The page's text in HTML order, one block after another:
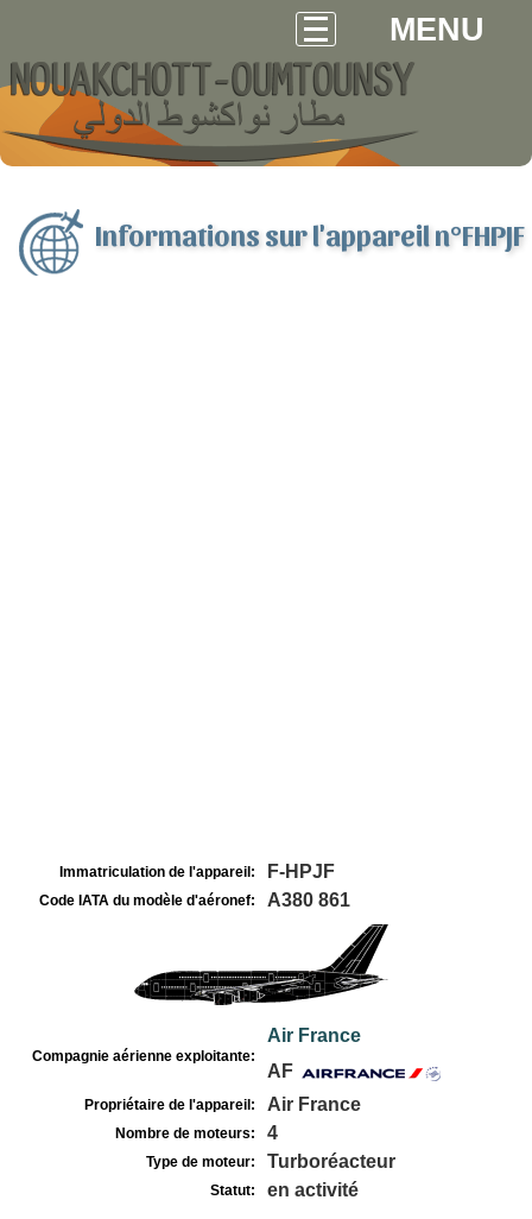
MENU
Informations sur l'appareil n°FHPJF
Immatriculation de l'appareil: F-HPJF
Code IATA du modèle d'aéronef: A380 861
Compagnie aérienne exploitante:
Air France
AF
Propriétaire de l'appareil: Air France
Nombre de moteurs: 4
Type de moteur: Turboréacteur
Statut: en activité